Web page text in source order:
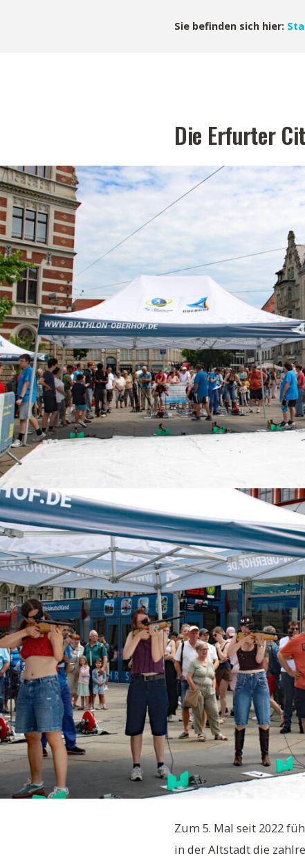
Sie befinden sich hier:
Die Erfurter
Zum 5. Mal seit 2022
in der Altstadt die